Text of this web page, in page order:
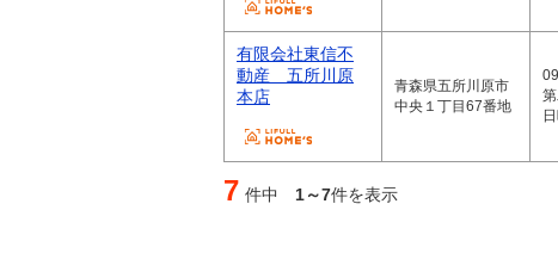
有限会社東信不
動産 五所川原
本店
青森県五所川原市
中央１丁目67番地
7 件中 1～7件を表示